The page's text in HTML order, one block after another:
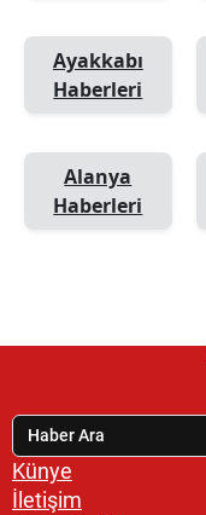
Ayakkabı
Haberleri
Alanya
Haberleri
Künye
İletişim